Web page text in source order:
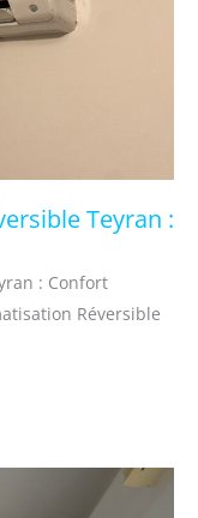
Teyran :
: Confort
Réversible